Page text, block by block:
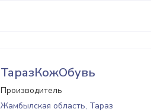
ТаразКожОбувь
Производитель
Жамбылская область, Тараз